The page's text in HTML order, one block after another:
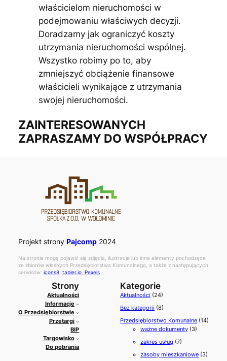
właścicielom nieruchomości w
podejmowaniu właściwych decyzji.
Doradzamy jak ograniczyć koszty
utrzymania nieruchomości wspólnej.
Wszystko robimy po to, aby
zmniejszyć obciążenie finansowe
właścicieli wynikające z utrzymania
swojej nieruchomości.
ZAINTERESOWANYCH
ZAPRASZAMY DO WSPÓŁPRACY
Projekt strony Pajcomp2024
Na stronie mogą pojawić się zdjęcia, ilustracje lub inne elementy pochodzące
ze zbiorów własnych Przedsiębiorstwa Komunalnego, a także z następujących
serwisów: icons8, tabler.io, Pexels
Strony
Aktualności
Informacje
O Przedsiębiorstwie
Przetargi
BIP
Targowisko
Do pobrania
Kategorie
Aktualności (24)
Bez kategorii (8)
Przedsiębiorstwo Komunalne (14)
ważne dokumenty (3)
zakres usług (7)
zasoby mieszkaniowe (3)